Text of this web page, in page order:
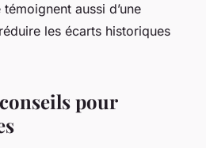
aussi d’une
les écarts historiques
pour